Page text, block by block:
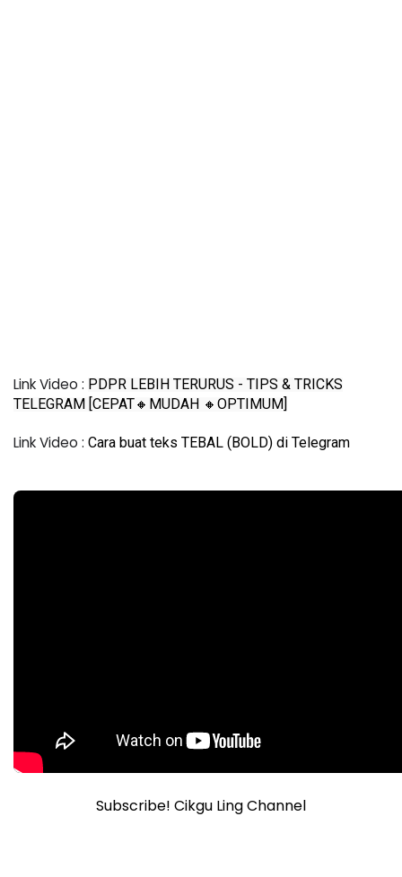
Link Video : PDPR LEBIH TERURUS - TIPS & TRICKS
TELEGRAM [CEPAT🔸MUDAH 🔸OPTIMUM]
Link Video : Cara buat teks TEBAL (BOLD) di Telegram
Subscribe! Cikgu Ling Channel